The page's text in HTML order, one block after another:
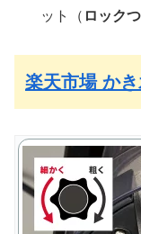
ット（ ロック
楽天市場 か